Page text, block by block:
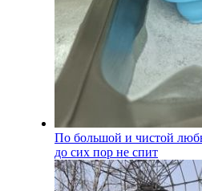
По большой и чистой
до сих пор не спит